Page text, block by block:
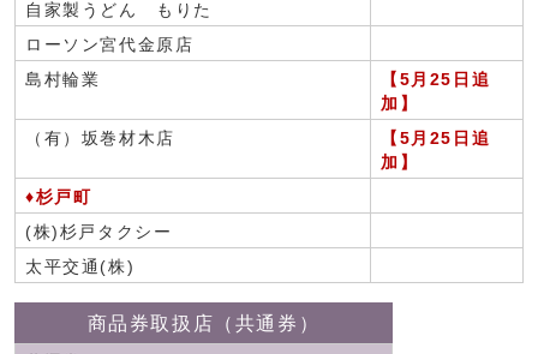
自家製うどん もりた
ローソン宮代金原店
島村輪業
【5月25日追
加】
（有）坂巻材木店
【5月25日追
加】
♦杉戸町
(株)杉戸タクシー
太平交通(株)
商品券取扱店（共通券）